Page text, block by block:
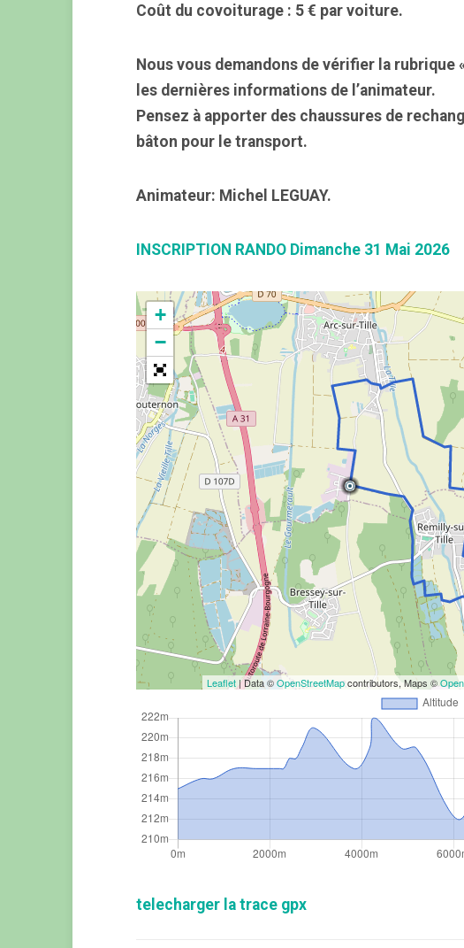
Coût du covoiturage : 5 € par voiture.
Nous vous demandons de vérifier la rubrique
les dernières informations de l’animateur.
Pensez à apporter des chaussures de
bâton pour le transport.
Animateur: Michel LEGUAY.
INSCRIPTION RANDO Dimanche 31 Mai 2026
+
−
Leaflet| Data ©OpenStreetMapcontributors, Maps ©
telecharger la trace gpx